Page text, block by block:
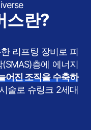
스란?
리프팅 장비로 피
층에 에너지
어진 조직을 수축하
술로 슈링크 2세대